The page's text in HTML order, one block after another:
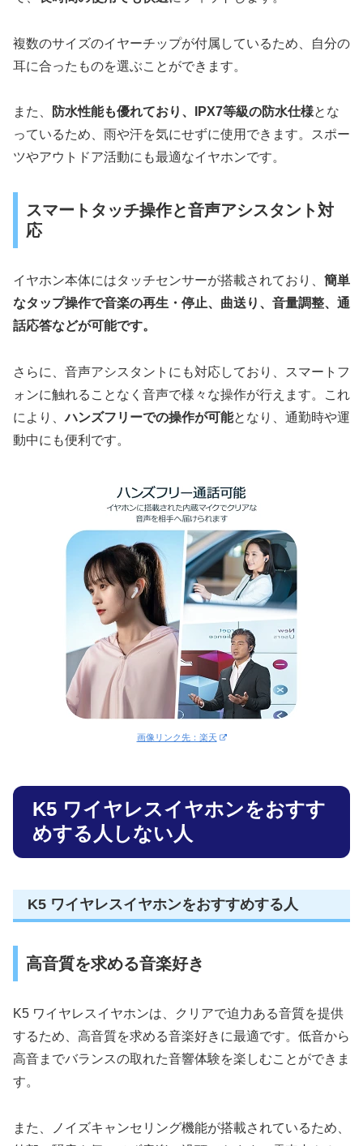
複数のサイズのイヤーチップが付属しているため、自分の
耳に合ったものを選ぶことができます。
また、 防水性能も優れており、IPX7等級の防水仕様とな
っているため、雨や汗を気にせずに使用できます。スポー
ツやアウトドア活動にも最適なイヤホンです。
スマートタッチ操作と音声アシスタント対
応
イヤホン本体にはタッチセンサーが搭載されており、 簡単
なタップ操作で音楽の再生・停止、曲送り、音量調整、通
話応答などが可能です。
さらに、音声アシスタントにも対応しており、スマートフ
ォンに触れることなく音声で様々な操作が行えます。これ
により、ハンズフリーでの操作が可能となり、通勤時や運
動中にも便利です。
画像リンク先：楽天
K5 ワイヤレスイヤホンをおすす
めする人しない人
K5 ワイヤレスイヤホンをおすすめする人
高音質を求める音楽好き
K5 ワイヤレスイヤホンは、クリアで迫力ある音質を提供
するため、高音質を求める音楽好きに最適です。低音から
高音までバランスの取れた音響体験を楽しむことができま
す。
また、ノイズキャンセリング機能が搭載されているため、